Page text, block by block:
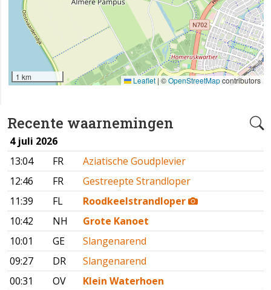
Recente waarnemingen
4 juli 2026
13:04
FR
Aziatische Goudplevier
12:46
FR
Gestreepte Strandloper
11:39
FL
Roodkeelstrandloper
10:42
NH
Grote Kanoet
10:01
GE
Slangenarend
09:27
DR
Slangenarend
00:31
OV
Klein Waterhoen
1 km Leaflet | ©OpenStreetMapcontributors